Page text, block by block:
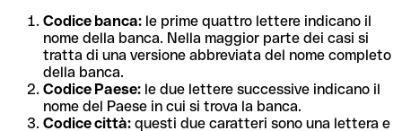
Codice banca: le prime quattro lettere indicano il
nome della banca. Nella maggior parte dei casi si
tratta di una versione abbreviata del nome completo
della banca.
Codice Paese: le due lettere successive indicano il
nome del Paese in cui si trova la banca.
Codice città: questi due caratteri sono una lettera e